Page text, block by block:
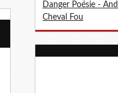
Danger Poésie -
Cheval Fou